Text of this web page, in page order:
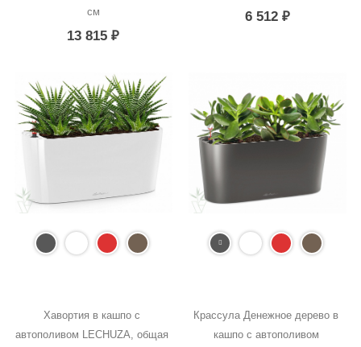
см
13 815₽
6 512₽
Хавортия в кашпо с
автополивом LECHUZA, общая
Крассула Денежное дерево в
кашпо с автополивом